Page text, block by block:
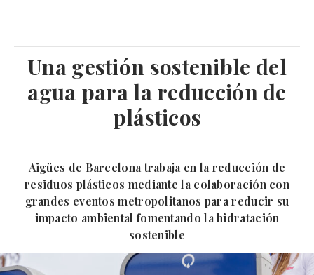
Una gestión sostenible del
agua para la reducción de
plásticos
Aigües de Barcelona trabaja en la reducción de
residuos plásticos mediante la colaboración con
grandes eventos metropolitanos para reducir su
impacto ambiental fomentando la hidratación
sostenible